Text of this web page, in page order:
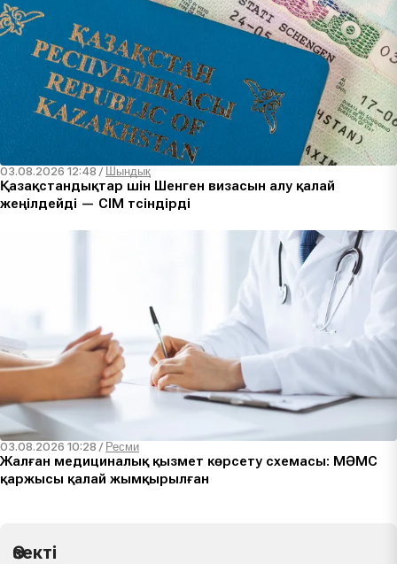
03.08.2026 12:48 / Шындық
Қазақстандықтар үшін Шенген визасын алу қалай
жеңілдейді — СІМ түсіндірді
03.08.2026 10:28 / Ресми
Жалған медициналық қызмет көрсету схемасы: МӘМС
қаржысы қалай жымқырылған
Өзекті